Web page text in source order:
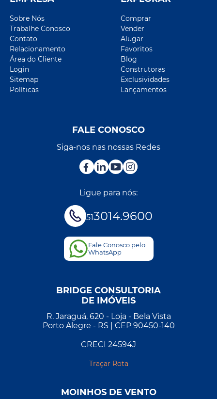
Sobre Nós
Trabalhe Conosco
Contato
Relacionamento
Área do Cliente
Login
Sitemap
Políticas
Comprar
Vender
Alugar
Favoritos
Blog
Construtoras
Exclusividades
Lançamentos
FALE CONOSCO
Siga-nos nas nossas Redes
Ligue para nós:
513014.9600
Fale Conosco pelo
WhatsApp
BRIDGE CONSULTORIA
DE IMÓVEIS
R. Jaraguá, 620 - Loja - Bela Vista
Porto Alegre - RS | CEP 90450-140
CRECI 24594J
Traçar Rota
MOINHOS DE VENTO